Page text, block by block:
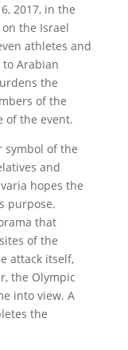
2017, in the
the Israel
athletes and
Arabian
the
of the
of the event.
symbol of the
and
hopes the
purpose.
that
of the
attack itself,
the Olympic
into view. A
the